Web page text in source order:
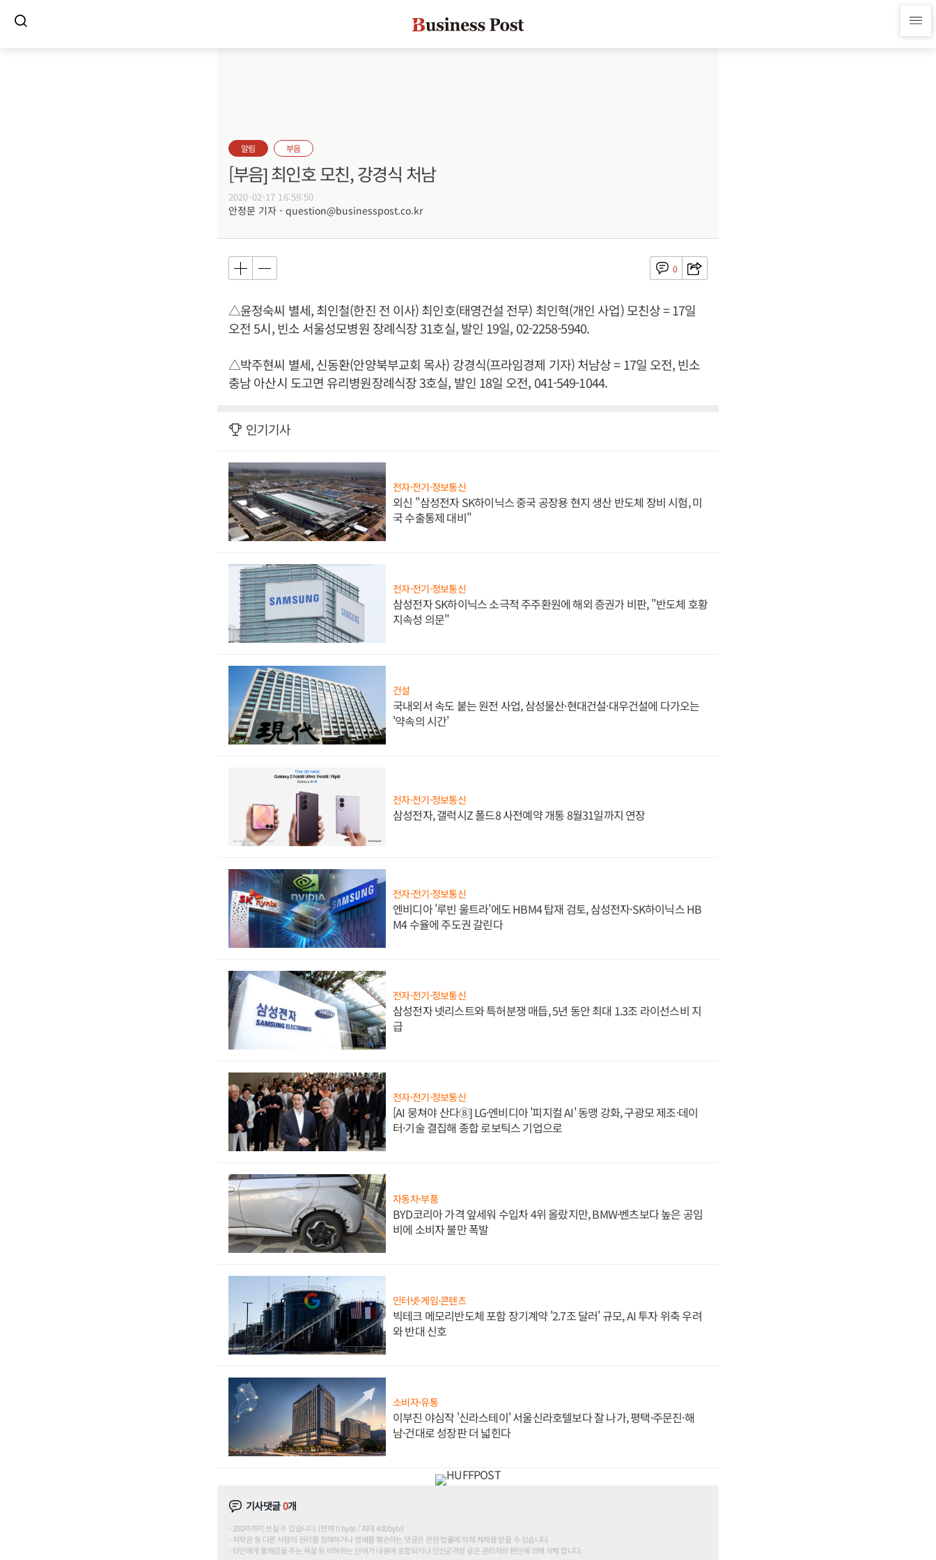
알림 부음
[부음] 최인호 모친, 강경식 처남
2020-02-17 16:59:50
안정문 기자 - question@businesspost.co.kr
0
△윤정숙씨 별세, 최인철(한진 전 이사) 최인호(태영건설 전무) 최인혁(개인 사업) 모친상 = 17일
오전 5시, 빈소 서울성모병원 장례식장 31호실, 발인 19일, 02-2258-5940.
△박주현씨 별세, 신동환(안양북부교회 목사) 강경식(프라임경제 기자) 처남상 = 17일 오전, 빈소
충남 아산시 도고면 유리병원장례식장 3호실, 발인 18일 오전, 041-549-1044.
인기기사
전자·전기·정보통신
외신 "삼성전자 SK하이닉스 중국 공장용 현지 생산 반도체 장비 시험, 미
국 수출통제 대비"
전자·전기·정보통신
삼성전자 SK하이닉스 소극적 주주환원에 해외 증권가 비판, "반도체 호황
지속성 의문"
건설
국내외서 속도 붙는 원전 사업, 삼성물산·현대건설·대우건설에 다가오는
'약속의 시간'
전자·전기·정보통신
삼성전자, 갤럭시Z 폴드8 사전예약 개통 8월31일까지 연장
전자·전기·정보통신
엔비디아 '루빈 울트라'에도 HBM4 탑재 검토, 삼성전자·SK하이닉스 HB
M4 수율에 주도권 갈린다
전자·전기·정보통신
삼성전자 넷리스트와 특허분쟁 매듭, 5년 동안 최대 1.3조 라이선스비 지
급
전자·전기·정보통신
[AI 뭉쳐야 산다⑧] LG·엔비디아 '피지컬 AI' 동맹 강화, 구광모 제조·데이
터·기술 결집해 종합 로보틱스 기업으로
자동차·부품
BYD코리아 가격 앞세워 수입차 4위 올랐지만, BMW·벤츠보다 높은 공임
비에 소비자 불만 폭발
인터넷·게임·콘텐츠
빅테크 메모리반도체 포함 장기계약 '2.7조 달러' 규모, AI 투자 위축 우려
와 반대 신호
소비자·유통
이부진 야심작 '신라스테이' 서울신라호텔보다 잘 나가, 평택·주문진·해
남·건대로 성장판 더 넓힌다
기사댓글0개
200자까지 쓰실 수 있습니다. (현재 0 byte / 최대 400byte)
저작권 등 다른 사람의 권리를 침해하거나 명예를 훼손하는 댓글은 관련 법률에 의해 제재를 받을 수 있습니다.
타인에게 불쾌감을 주는 욕설 등 비하하는 단어가 내용에 포함되거나 인신공격성 글은 관리자의 판단에 의해 삭제 합니다.